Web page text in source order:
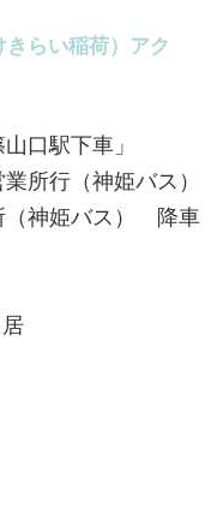
らい稲荷）アク
口駅下車」
所行（神姫バス）
（神姫バス） 降車